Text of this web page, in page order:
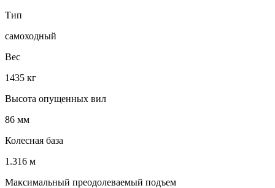
Тип
самоходный
Вес
1435 кг
Высота опущенных вил
86 мм
Колесная база
1.316 м
Максимальный преодолеваемый подъем